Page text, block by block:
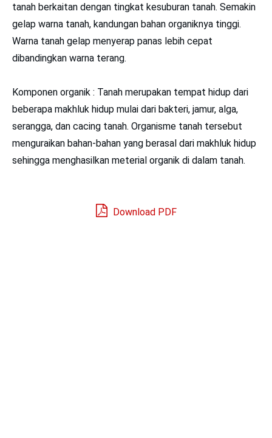
tanah berkaitan dengan tingkat kesuburan tanah. Semakin
gelap warna tanah, kandungan bahan organiknya tinggi.
Warna tanah gelap menyerap panas lebih cepat
dibandingkan warna terang.
Komponen organik : Tanah merupakan tempat hidup dari
beberapa makhluk hidup mulai dari bakteri, jamur, alga,
serangga, dan cacing tanah. Organisme tanah tersebut
menguraikan bahan-bahan yang berasal dari makhluk hidup
sehingga menghasilkan meterial organik di dalam tanah.
Download PDF